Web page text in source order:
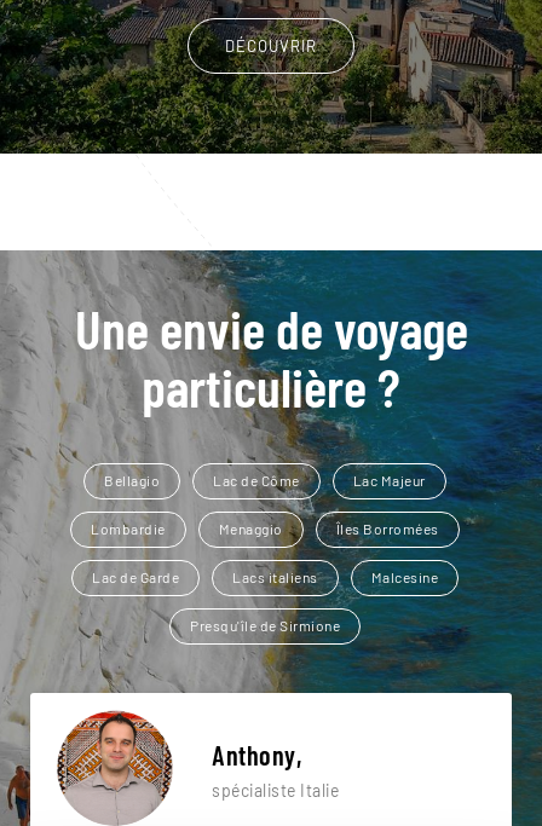
DÉCOUVRIR
Une envie de voyage
particulière ?
Bellagio Lac de Côme Lac Majeur
Lombardie Menaggio Îles Borromées
Lac de Garde Lacs italiens Malcesine
Presqu'île de Sirmione
Anthony,
spécialiste Italie